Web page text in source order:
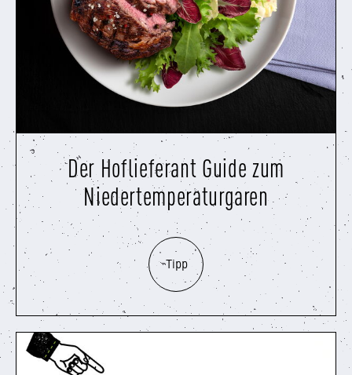
Der Hoflieferant Guide zum
Niedertemperaturgaren
Tipp